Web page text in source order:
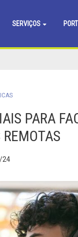
SERVIÇOS
PARA
24